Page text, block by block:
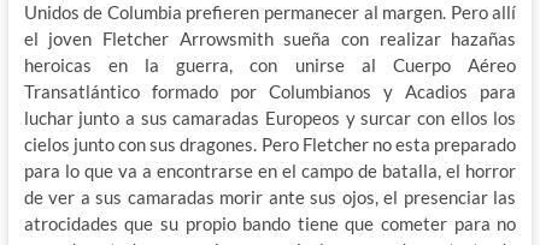
Unidos de Columbia prefieren permanecer al margen. Pero allí
el joven Fletcher Arrowsmith sueña con realizar hazañas
heroicas en la guerra, con unirse al Cuerpo Aéreo
Transatlántico formado por Columbianos y Acadios para
luchar junto a sus camaradas Europeos y surcar con ellos los
cielos junto con sus dragones. Pero Fletcher no esta preparado
para lo que va a encontrarse en el campo de batalla, el horror
de ver a sus camaradas morir ante sus ojos, el presenciar las
atrocidades que su propio bando tiene que cometer para no